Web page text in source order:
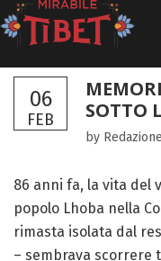
06
FEB
SOTTO
by
86 anni fa, la vita del
popolo Lhoba nella
rimasta isolata dal
– sembrava scorrere